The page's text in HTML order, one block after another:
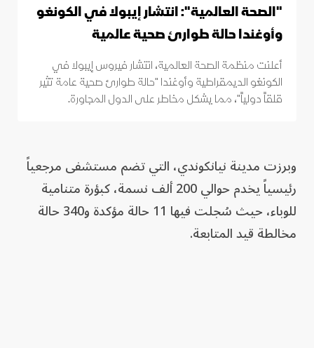
"الصحة العالمية": انتشار إيبولا في الكونغو
وأوغندا حالة طوارئ صحية عالمية
أعلنت منظمة الصحة العالمية، انتشار فيروس إيبولا في
الكونغو الديمقراطية وأوغندا "حالة طوارئ صحية عامة تثير
قلقاً دولياً"، مما يشكل مخاطر على الدول المجاورة.
وبرزت مدينة نيانكوندي، التي تضم مستشفى مرجعياً
رئيسياً يخدم حوالي 200 ألف نسمة، كبؤرة متنامية
للوباء، حيث سُجلت فيها 11 حالة مؤكدة و340 حالة
مخالطة قيد المتابعة.